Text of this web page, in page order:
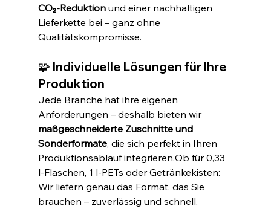
CO₂-Reduktion und einer nachhaltigen
Lieferkette bei – ganz ohne
Qualitätskompromisse.
🧩 Individuelle Lösungen für Ihre
Produktion
Jede Branche hat ihre eigenen
Anforderungen – deshalb bieten wir
maßgeschneiderte Zuschnitte und
Sonderformate, die sich perfekt in Ihren
Produktionsablauf integrieren.Ob für 0,33
l-Flaschen, 1 l-PETs oder Getränkekisten:
Wir liefern genau das Format, das Sie
brauchen – zuverlässig und schnell.